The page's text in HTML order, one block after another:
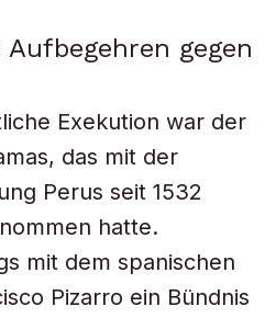
gegen
Exekution war der
das mit der
Perus seit 1532
hatte.
mit dem spanischen
Pizarro ein Bündnis